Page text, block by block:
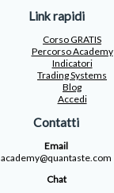
Link rapidi
Corso GRATIS
Percorso Academy
Indicatori
Trading Systems
Blog
Accedi
Contatti
Email
academy@quantaste.com
Chat